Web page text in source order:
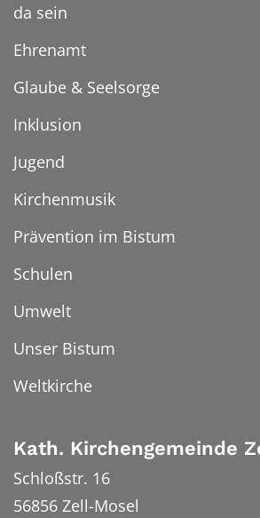
da sein
Ehrenamt
Glaube & Seelsorge
Inklusion
Jugend
Kirchenmusik
Prävention im Bistum
Schulen
Umwelt
Unser Bistum
Weltkirche
Kath. Kirchengemeinde
Schloßstr. 16
56856 Zell-Mosel